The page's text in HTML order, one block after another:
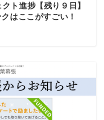
ト進捗【残り９日】
はここがすごい！